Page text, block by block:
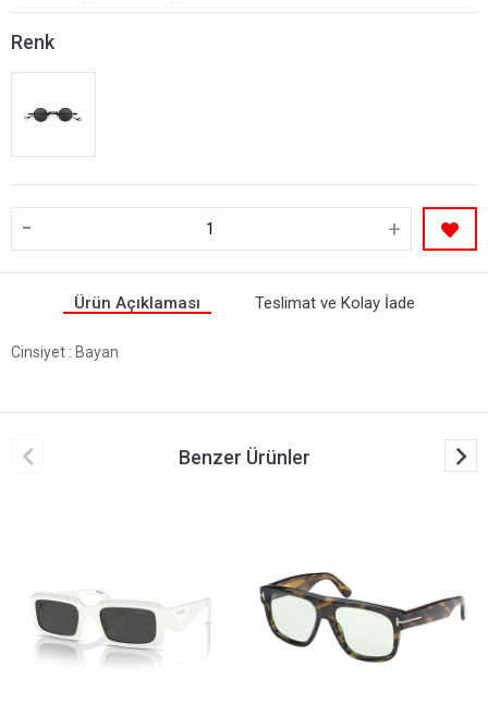
Renk
- +
Ürün Açıklaması Teslimat ve Kolay İade
Cinsiyet : Bayan
Benzer Ürünler